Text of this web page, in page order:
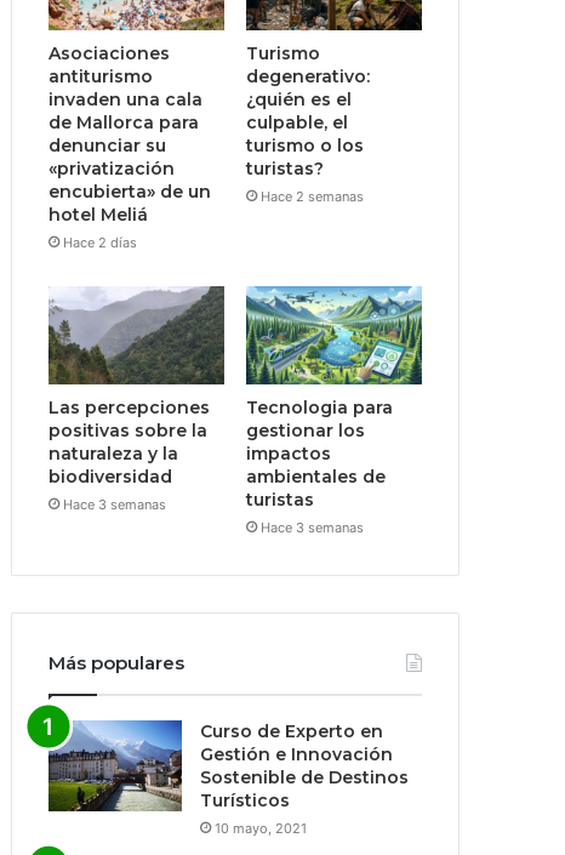
Asociaciones
antiturismo
invaden una cala
de Mallorca para
denunciar su
«privatización
encubierta» de un
hotel Meliá
Hace 2 días
Turismo
degenerativo:
¿quién es el
culpable, el
turismo o los
turistas?
Hace 2 semanas
Las percepciones
positivas sobre la
naturaleza y la
biodiversidad
Hace 3 semanas
Tecnologia para
gestionar los
impactos
ambientales de
turistas
Hace 3 semanas
Más populares
Curso de Experto en
Gestión e Innovación
Sostenible de Destinos
Turísticos
10 mayo, 2021